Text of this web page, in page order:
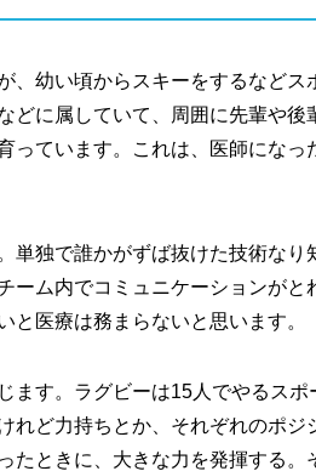
、幼い頃からスキーをするなどス
に属していて、周囲に先輩や後
っています。これは、医師になっ
単独で誰かがずば抜けた技術なり
ーム内でコミュニケーションがと
と医療は務まらないと思います。
ます。ラグビーは15人でやるスポ
れど力持ちとか、それぞれのポジ
たときに、大きな力を発揮する。